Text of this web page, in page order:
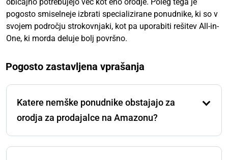
pogosto smiselneje izbrati specializirane ponudnike, ki so v
svojem področju strokovnjaki, kot pa uporabiti rešitev All-in-
One, ki morda deluje bolj površno.
Pogosto zastavljena vprašanja
Katere nemške ponudnike obstajajo za
orodja za prodajalce na Amazonu?